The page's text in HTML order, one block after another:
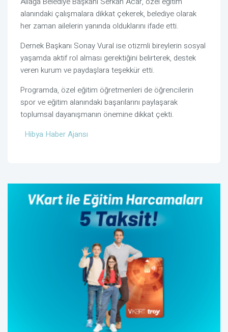
alanındaki çalışmalara dikkat çekerek, belediye olarak
her zaman ailelerin yanında olduklarını ifade etti.
Dernek Başkanı Sonay Vural ise otizmli bireylerin sosyal
yaşamda aktif rol alması gerektiğini belirterek, destek
veren kurum ve paydaşlara teşekkür etti.
Programda, özel eğitim öğretmenleri de öğrencilerin
spor ve eğitim alanındaki başarılarını paylaşarak
toplumsal dayanışmanın önemine dikkat çekti.
Hibya Haber Ajansı